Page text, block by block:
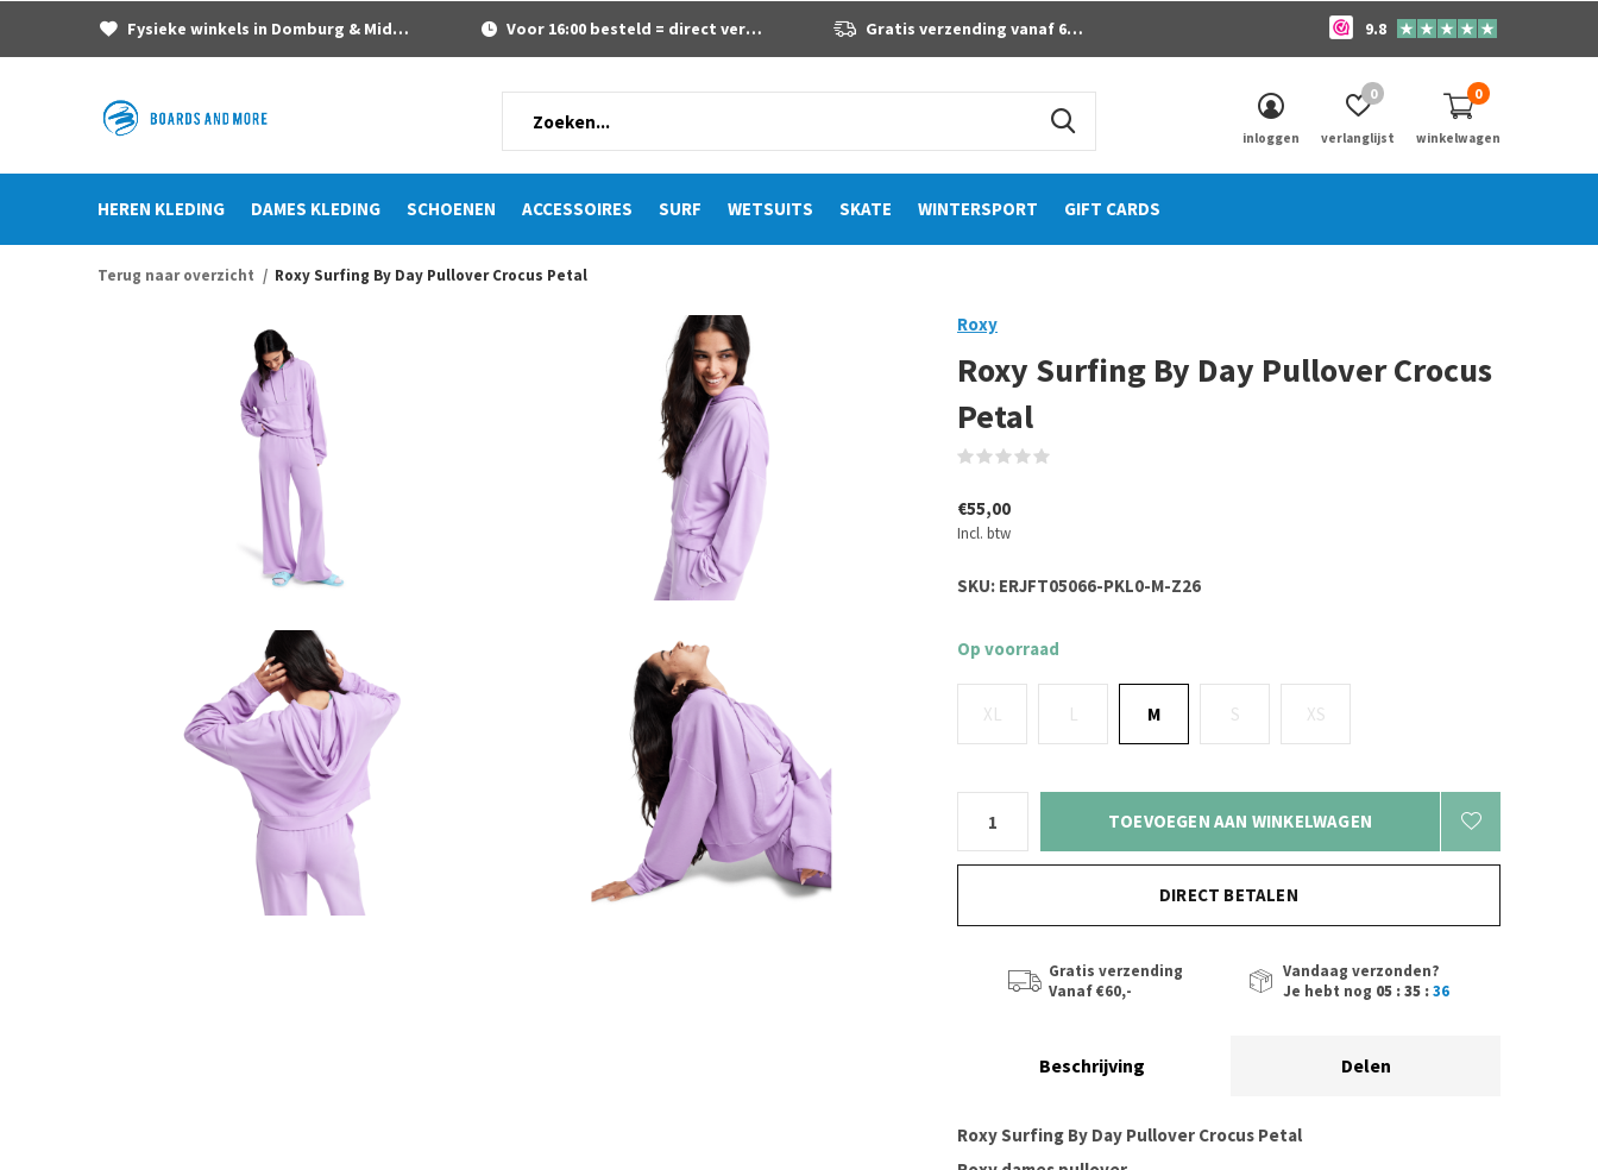
HEREN KLEDING DAMES KLEDING SCHOENEN ACCESSOIRES SURF WETSUITS SKATE WINTERSPORT GIFT CARDS
inloggen verlanglijst
0
winkelwagen
0
Fysieke winkels in Domburg & Middelburg Voor 16:00 besteld = direct verzonden Gratis verzending vanaf 60 euro 9.8
Terug naar overzicht Roxy Surfing By Day Pullover Crocus Petal
Roxy
Roxy Surfing By Day Pullover Crocus
Petal
€55,00
Incl. btw
SKU: ERJFT05066-PKL0-M-Z26
Op voorraad
XL L M S XS
TOEVOEGEN AAN WINKELWAGEN
DIRECT BETALEN
Gratis verzending
Vanaf €60,-
Vandaag verzonden?
Je hebt nog 05 : 35 :36
Beschrijving Delen
Roxy Surfing By Day Pullover Crocus Petal